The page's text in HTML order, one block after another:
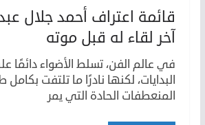
قائمة اعتراف أحمد جلال
آخر لقاء له قبل موته
في عالم الفن، تسلط الأضواء دائمًا
البدايات، لكنها نادرًا ما تلتفت
المنعطفات الحادة التي يمر